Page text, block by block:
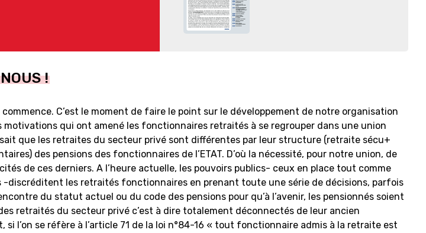
!
C’est le moment de faire le point sur le développement de notre organisation
motivations qui ont amené les fonctionnaires retraités à se regrouper dans une union
que les retraites du secteur privé sont différentes par leur structure (retraite sécu+
des pensions des fonctionnaires de l’ETAT. D’où la nécessité, pour notre union, de
de ces derniers. A l’heure actuelle, les pouvoirs publics- ceux en place tout comme
-discréditent les retraités fonctionnaires en prenant toute une série de décisions, parfois
du statut actuel ou du code des pensions pour qu’à l’avenir, les pensionnés soient
retraités du secteur privé c’est à dire totalement déconnectés de leur ancien
si l’on se réfère à l’article 71 de la loi n°84-16 « tout fonctionnaire admis à la retraite est